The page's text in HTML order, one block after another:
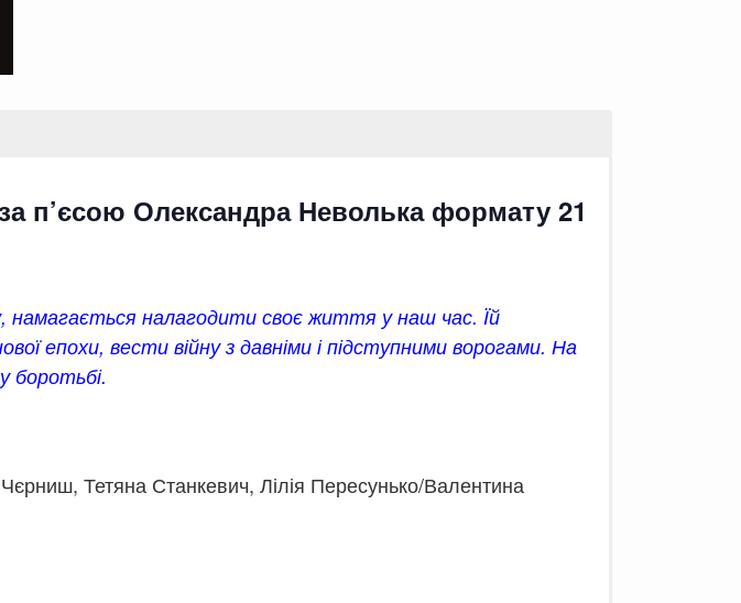
п’єсою Олександра Неволька формату 21
намагається налагодити своє життя у наш час. Їй
епохи, вести війну з давніми і підступними ворогами. На
боротьбі.
Тетяна Станкевич, Лілія Пересунько/Валентина